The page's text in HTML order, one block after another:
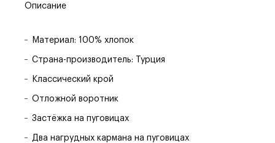
Описание
Материал: 100% хлопок
Страна-производитель: Турция
Классический крой
Отложной воротник
Застёжка на пуговицах
Два нагрудных кармана на пуговицах